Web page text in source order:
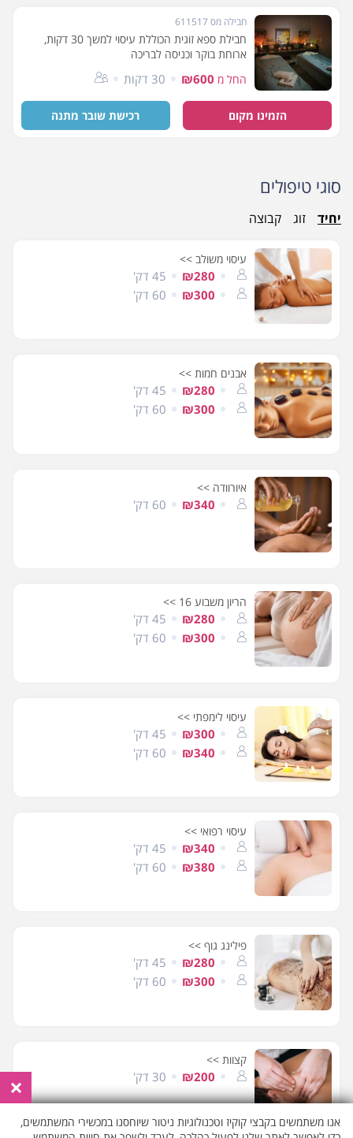
חבילה מס 611517
חבילת ספא זוגית הכוללת עיסוי למשך 30 דקות,
ארוחת בוקר וכניסה לבריכה
החל מ ₪600 30 דקות
הזמינו מקום רכישת שובר מתנה
סוגי טיפולים
יחיד זוג קבוצה
עיסוי משולב >>
₪280
45 דק'
₪300
60 דק'
אבנים חמות >>
₪280
45 דק'
₪300
60 דק'
איורוודה >>
₪340 60 דק'
הריון משבוע 16 >>
₪280
45 דק'
₪300
60 דק'
עיסוי לימפתי >>
₪300
45 דק'
₪340
60 דק'
עיסוי רפואי >>
₪340
45 דק'
₪380
60 דק'
פילינג גוף >>
₪280
45 דק'
₪300
60 דק'
קצוות >>
₪200 30 דק' ×
אנו משתמשים בקבצי קוקיז וטכנולוגיות ניטור שיוחסנו במכשירי המשתמשים,